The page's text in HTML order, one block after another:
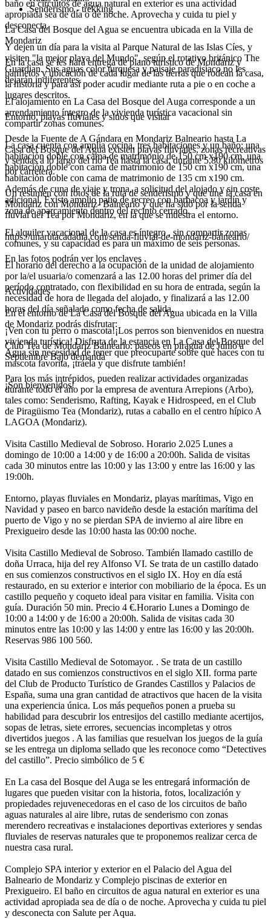
baño en circuitos de agua natural en exterior es una actividad
apropiada sea de día o de noche. Aprovecha y cuida tu piel y
desconecta.
Y dejen un día para la visita al Parque Natural de las Islas Cíes, y
visiten "la mejor playa del Mundo", según el rotativo británico The
Guardian. Sus aguas color turquesa y paisaje paradisíaco no les
dejarán indiferentes.
El alojamiento en La Casa del Bosque del Auga corresponde a un
arrendamiento íntegro de la vivienda turística vacacional sin
compartir zonas comunes.
La casa cuenta con amplia cocina, tres habitaciones y un baño: una
habitación doble con cama de matrimonio de 150 cm x190 cm, una
habitación doble con cama de matrimonio de 150 cm x190 cm, una
habitación doble con cama de matrimonio de 135 cm x190 cm.
Además de cuna de viaje y trona, a solicitud del alojado y sin coste
adicional. Existe amplio patio de recreo con barbacoa y jardín y
zona de aparcamiento dentro del recinto cerrado.
El alquiler vacacional de la casa es íntegro , sin compartir zonas
comunes, y su capacidad es para un máximo de seis personas.
El horario del derecho a la ocupación de la unidad de alojamiento
por la/el usuaria/o comenzará a las 12.00 horas del primer día del
período contratado, con flexibilidad en su hora de entrada, según la
necesidad de hora de llegada del alojado, y finalizará a las 12.00
horas del día señalado como fecha de salida.
¡Ven con tu perro o mascota!¡Los perros son bienvenidos en nuestra
vivienda turística! Disfruta de la estancia en La Casa del Bosque del
Agua sin necesidad de tener que preocuparte sobre qué haces con tu
mascota favorita, ¡tráela y que disfrute también!
¡Son bienvenidos!
Senderismo - trekking
La Casa del Bosque del Agua se encuentra ubicada en la Villa de
Mondariz
En la casa se les hará entrega de plano turístico de Mondariz y
panfletos y ubicación de cada lugar de las tierras que rodean la casa,
la historia y para así poder acudir mediante ruta a pie o en coche a
lugares descritos.
Entorno, playas fluviales y sitios que visitar
Desde la Fuente de A Gándara en Mondariz Balneario hasta La
Casa del Bosque del Agua existen playas fluviales, zonas recreativas
y sendas a lo largo del río Tea hasta la casa, durante 5,80 kilómetros
por carretera.
Un resumen con fotos de la ruta de senderismo y que une la casa en
Mondariz con Mondariz- Balneario y que ha sido por la senda
fluvial del Tea por Mondariz, en la que se muestra el entorno.
https://unarutacadadia.com/senda-fluvial-de-mondariz-balneario/
En las fotos podrán ver los enclaves .
Actividades
En el entorno de La Casa del Bosque del Agua ubicada en la Villa
de Mondariz podrás disfrutar:
Club Tea de Mondariz Balneario: paseos en piragua de Junio a
Septiembre Bajo demanda
Para los más intrépidos, pueden realizar actividades organizadas
durante todo el año por la empresa de aventura Arrepions (Arbo),
tales como: Senderismo, Rafting, Kayak e Hidrospeed, en el Club
de Piragüismo Tea (Mondariz), rutas a caballo en el centro hípico A
LAGOA (Mondariz).
Visita Castillo Medieval de Sobroso. Horario 2.025 Lunes a
domingo de 10:00 a 14:00 y de 16:00 a 20:00h. Salida de visitas
cada 30 minutos entre las 10:00 y las 13:00 y entre las 16:00 y las
19:00h.
Entorno, playas fluviales en Mondariz, playas marítimas, Vigo en
Navidad y paseo en barco navideño desde la estación marítima del
puerto de Vigo y no se pierdan SPA de invierno al aire libre en
Prexigueiro desde las 10:00 hasta las 00:00 noche.
Visita Castillo Medieval de Sobroso. También llamado castillo de
doña Urraca, hija del rey Alfonso VI. Se trata de un castillo datado
en sus comienzos constructivos en el siglo IX. Hoy en día está
restaurado, en su exterior e interior con mobiliario de la época. Es un
castillo pequeño y coqueto ideal para visitar en familia. Visita con
guía. Duración 50 min. Precio 4 €.Horario Lunes a Domingo de
10:00 a 14:00 y de 16:00 a 20:00h. Salida de visitas cada 30
minutos entre las 10:00 y las 14:00 y entre las 16:00 y las 20:00h.
Reservas 986 100 560.
Visita Castillo Medieval de Sotomayor. . Se trata de un castillo
datado en sus comienzos constructivos en el siglo XII. forma parte
del Club de Producto Turístico de Grandes Castillos y Palacios de
España, suma una gran cantidad de atractivos que hacen de la visita
una experiencia única. Los más pequeños ponen a prueba su
habilidad para descubrir los entresijos del castillo mediante acertijos,
sopas de letras, siete errores, secuencias incompletas y otros
divertidos juegos . A las familias que resuelvan los juegos de la guía
se les entrega un diploma sellado que les reconoce como “Detectives
del castillo”. Precio simbólico de 5 €
En La casa del Bosque del Auga se les entregará información de
lugares que pueden visitar con la historia, fotos, localización y
propiedades rejuvenecedoras en el caso de los circuitos de baño
aguas naturales al aire libre, rutas de senderismo con zonas
merendero recreativas e instalaciones deportivas exteriores y sendas
fluviales de reservas naturales que te proponemos realizar cerca de
nuestra casa rural.
Complejo SPA interior y exterior en el Palacio del Agua del
Balneario de Mondariz y Complejo piscinas de exterior en
Prexigueiro. El baño en circuitos de agua natural en exterior es una
actividad apropiada sea de día o de noche. Aprovecha y cuida tu piel
y desconecta con Salute per Aqua.